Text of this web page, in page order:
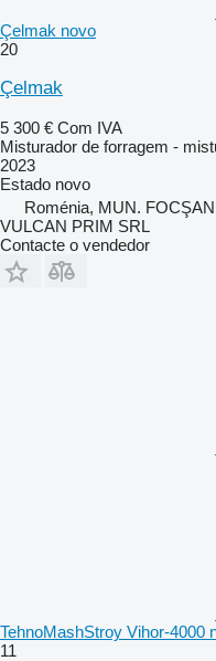
Çelmak novo
20
Çelmak
5 300 € Com IVA
Misturador de forragem -
2023
Estado novo
Roménia, MUN.
VULCAN PRIM SRL
Contacte o vendedor
TehnoMashStroy Vihor-4000
11